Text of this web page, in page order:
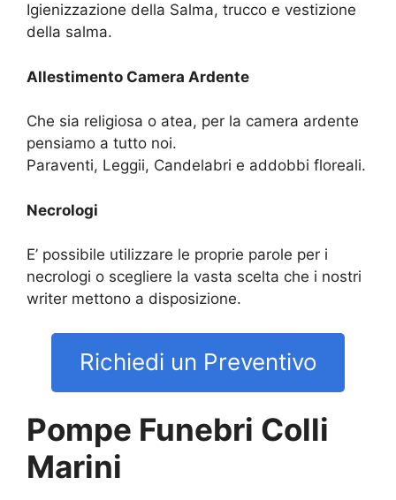
Igienizzazione della Salma, trucco e vestizione
della salma.
Allestimento Camera Ardente
Che sia religiosa o atea, per la camera ardente
pensiamo a tutto noi.
Paraventi, Leggii, Candelabri e addobbi floreali.
Necrologi
E’ possibile utilizzare le proprie parole per i
necrologi o scegliere la vasta scelta che i nostri
writer mettono a disposizione.
Richiedi un Preventivo
Pompe Funebri Colli
Marini